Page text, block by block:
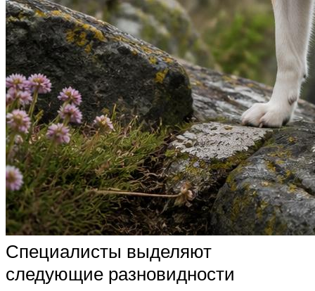
Специалисты выделяют
следующие разновидности